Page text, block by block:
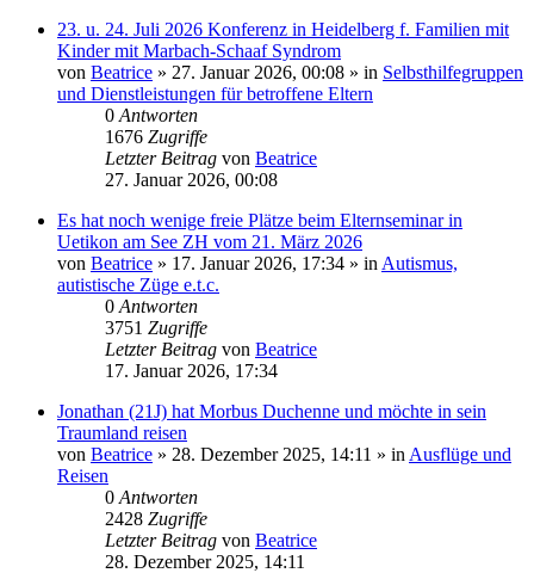
23. u. 24. Juli 2026 Konferenz in Heidelberg f. Familien mit
Kinder mit Marbach-Schaaf Syndrom
von Beatrice » 27. Januar 2026, 00:08 » in Selbsthilfegruppen
und Dienstleistungen für betroffene Eltern
0 Antworten
1676 Zugriffe
Letzter Beitrag von Beatrice
27. Januar 2026, 00:08
Es hat noch wenige freie Plätze beim Elternseminar in
Uetikon am See ZH vom 21. März 2026
von Beatrice » 17. Januar 2026, 17:34 » in Autismus,
autistische Züge e.t.c.
0 Antworten
3751 Zugriffe
Letzter Beitrag von Beatrice
17. Januar 2026, 17:34
Jonathan (21J) hat Morbus Duchenne und möchte in sein
Traumland reisen
von Beatrice » 28. Dezember 2025, 14:11 » in Ausflüge und
Reisen
0 Antworten
2428 Zugriffe
Letzter Beitrag von Beatrice
28. Dezember 2025, 14:11